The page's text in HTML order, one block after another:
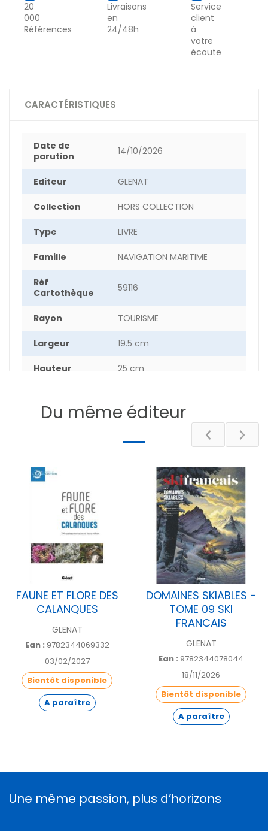
20
000
Références
Livraisons
en
24/48h
Service
client
à
votre
écoute
CARACTÉRISTIQUES
Date de
parution
14/10/2026
Editeur GLENAT
Collection HORS COLLECTION
Type LIVRE
Famille NAVIGATION MARITIME
Réf
Cartothèque
59116
Rayon TOURISME
Largeur 19.5 cm
Hauteur 25 cm
pages
Du même éditeur
FAUNE ET FLORE DES
CALANQUES
GLENAT
Ean : 9782344069332
03/02/2027
Bientôt disponible
A paraître
DOMAINES SKIABLES -
TOME 09 SKI
FRANCAIS
GLENAT
Ean : 9782344078044
18/11/2026
Bientôt disponible
A paraître
Une même passion, plus d’horizons